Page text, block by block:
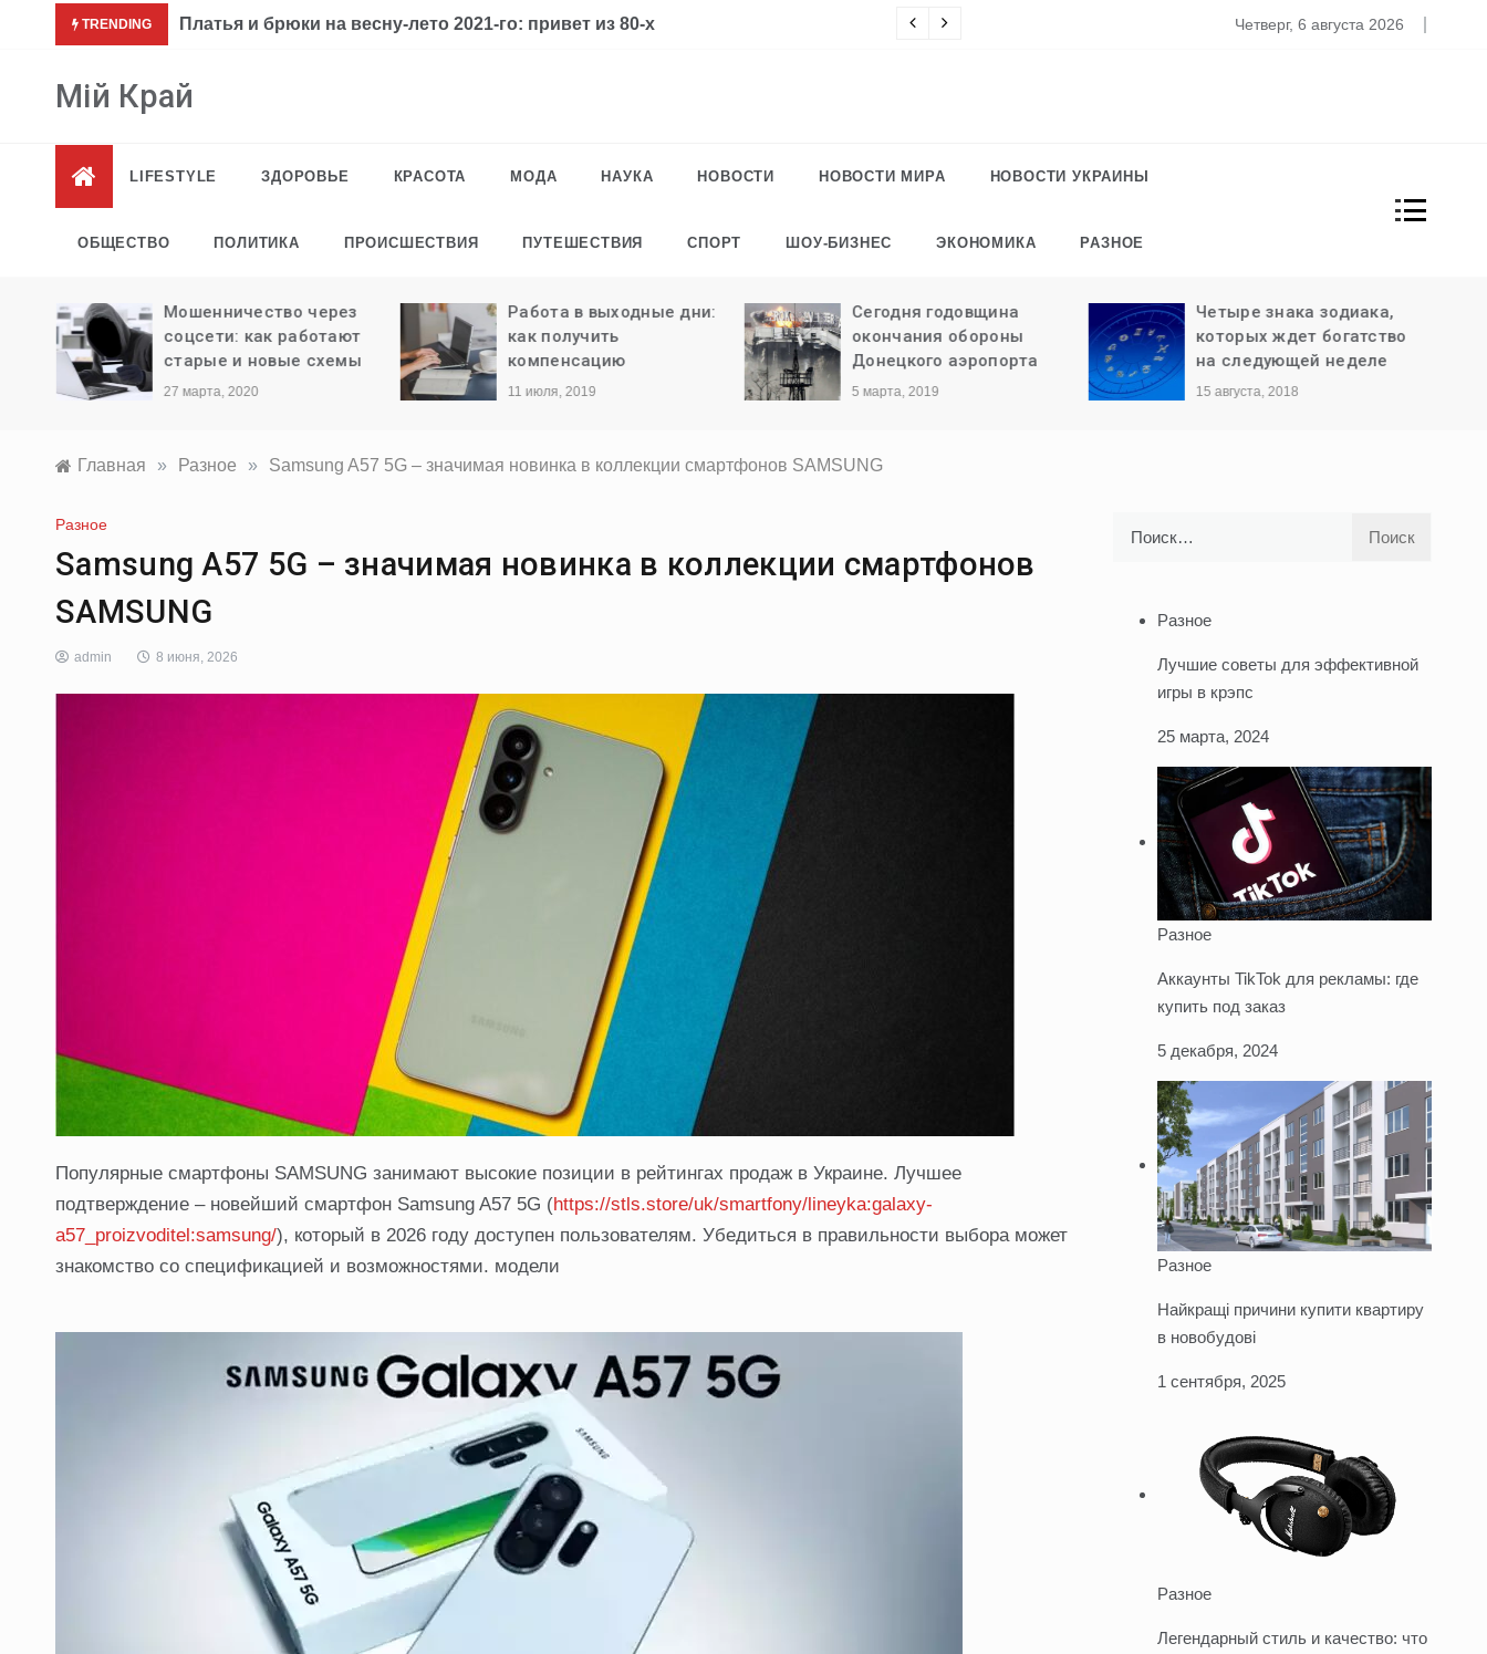
TRENDING Платья и брюки на весну-лето 2021-го: привет из 80-х Что известно о новом штамме коронавируса «Омикрон»
Четверг, 6 августа 2026
Мій Край
LIFESTYLE ЗДОРОВЬЕ КРАСОТА МОДА НАУКА НОВОСТИ НОВОСТИ МИРА НОВОСТИ УКРАИНЫ
ОБЩЕСТВО ПОЛИТИКА ПРОИСШЕСТВИЯ ПУТЕШЕСТВИЯ СПОРТ ШОУ-БИЗНЕС ЭКОНОМИКА РАЗНОЕ
Мошенничество через
соцсети: как работают
старые и новые схемы
27 марта, 2020
Работа в выходные дни:
как получить
компенсацию
11 июля, 2019
Сегодня годовщина
окончания обороны
Донецкого аэропорта
5 марта, 2019
Четыре знака зодиака,
которых ждет богатство
на следующей неделе
15 августа, 2018
Главная » Разное » Samsung A57 5G – значимая новинка в коллекции смартфонов SAMSUNG
Разное
Samsung A57 5G – значимая новинка в коллекции смартфонов
SAMSUNG
admin 8 июня, 2026
Популярные смартфоны SAMSUNG занимают высокие позиции в рейтингах продаж в Украине. Лучшее
подтверждение – новейший смартфон Samsung A57 5G (https://stls.store/uk/smartfony/lineyka:galaxy-
a57_proizvoditel:samsung/), который в 2026 году доступен пользователям. Убедиться в правильности выбора может
знакомство со спецификацией и возможностями. модели
Разное
Лучшие советы для эффективной
игры в крэпс
25 марта, 2024
Разное
Аккаунты TikTok для рекламы: где
купить под заказ
5 декабря, 2024
Разное
Найкращі причини купити квартиру
в новобудові
1 сентября, 2025
Разное
Легендарный стиль и качество: что